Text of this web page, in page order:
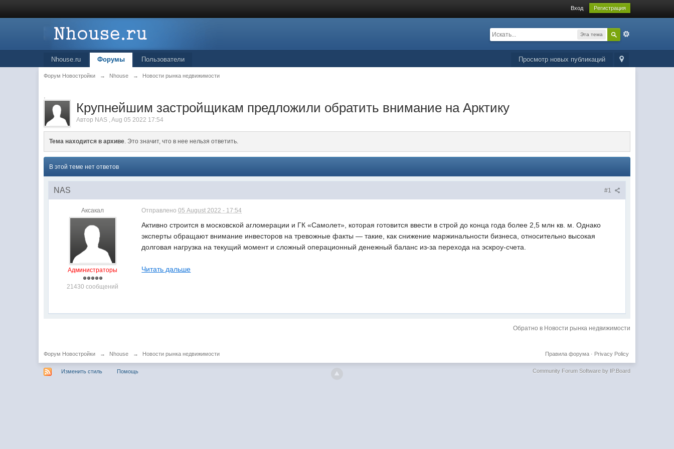
Вход Регистрация
Эта тема
Просмотр новых публикаций
Nhouse.ru Форумы Пользователи
Форум Новостройки → Nhouse → Новости рынка недвижимости
.
Крупнейшим застройщикам предложили обратить внимание на Арктику
Автор NAS ,Aug 05 2022 17:54
Тема находится в архиве. Это значит, что в нее нельзя ответить.
В этой теме нет ответов
#1
NAS
Аксакал
Администраторы
21430 сообщений
Отправлено05 August 2022 - 17:54
Активно строится в московской агломерации и ГК «Самолет», которая готовится ввести в строй до конца года более 2,5 млн кв. м. Однако
эксперты обращают внимание инвесторов на тревожные факты — такие, как снижение маржинальности бизнеса, относительно высокая
долговая нагрузка на текущий момент и сложный операционный денежный баланс из-за перехода на эскроу-счета.
Читать дальше
Обратно в Новости рынка недвижимости
Форум Новостройки → Nhouse → Новости рынка недвижимости Privacy Policy
Правила форума·
Изменить стиль Помощь Community Forum Software by IP.Board